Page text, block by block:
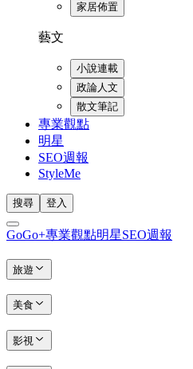
家居佈置
藝文
小說連載
政論人文
散文筆記
專業觀點
明星
SEO週報
StyleMe
搜尋 登入
GoGo+專業觀點明星SEO週報
旅遊
美食
影視